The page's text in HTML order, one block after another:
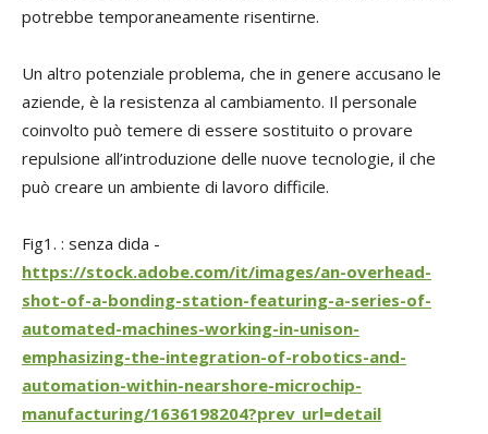
potrebbe temporaneamente risentirne.
Un altro potenziale problema, che in genere accusano le
aziende, è la resistenza al cambiamento. Il personale
coinvolto può temere di essere sostituito o provare
repulsione all’introduzione delle nuove tecnologie, il che
può creare un ambiente di lavoro difficile.
Fig1 . : senza dida -
https://stock.adobe.com/it/images/an-overhead-
shot-of-a-bonding-station-featuring-a-series-of-
automated-machines-working-in-unison-
emphasizing-the-integration-of-robotics-and-
automation-within-nearshore-microchip-
manufacturing/1636198204?prev_url=detail